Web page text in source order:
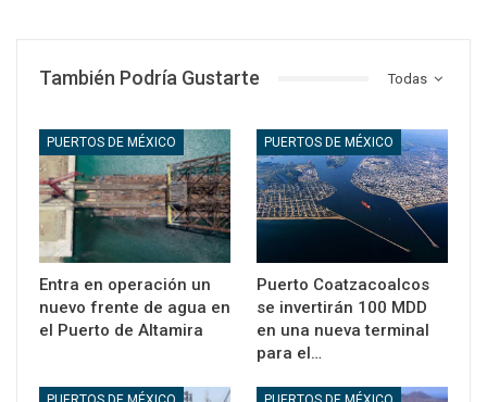
Todas
También Podría Gustarte
PUERTOS DE MÉXICO
Entra en operación un
nuevo frente de agua en
el Puerto de Altamira
PUERTOS DE MÉXICO
Puerto Coatzacoalcos
se invertirán 100 MDD
en una nueva terminal
para el…